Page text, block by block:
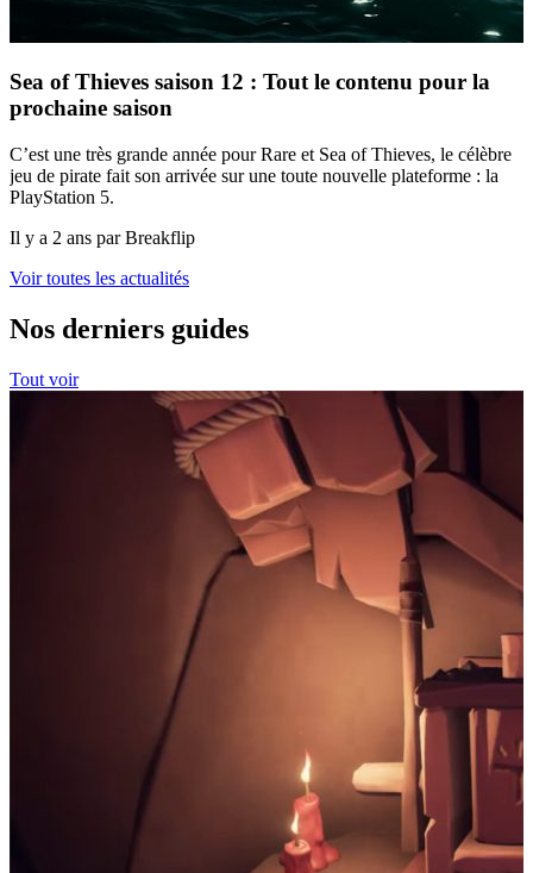
Sea of Thieves saison 12 : Tout le contenu pour la
prochaine saison
C’est une très grande année pour Rare et Sea of Thieves, le célèbre
jeu de pirate fait son arrivée sur une toute nouvelle plateforme : la
PlayStation 5.
Il y a 2 ans par Breakflip
Voir toutes les actualités
Nos derniers guides
Tout voir